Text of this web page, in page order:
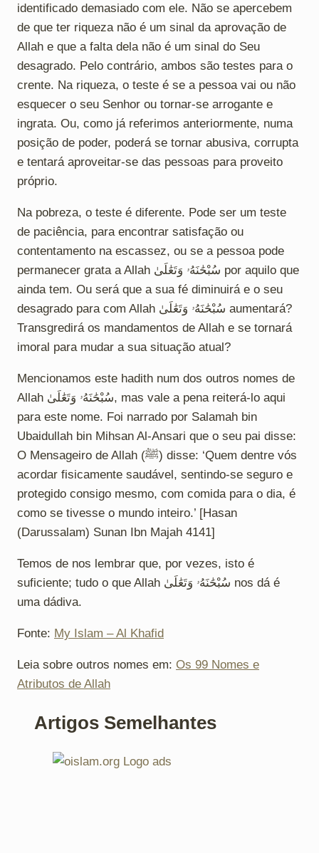
identificado demasiado com ele. Não se apercebem
de que ter riqueza não é um sinal da aprovação de
Allah e que a falta dela não é um sinal do Seu
desagrado. Pelo contrário, ambos são testes para o
crente. Na riqueza, o teste é se a pessoa vai ou não
esquecer o seu Senhor ou tornar-se arrogante e
ingrata. Ou, como já referimos anteriormente, numa
posição de poder, poderá se tornar abusiva, corrupta
e tentará aproveitar-se das pessoas para proveito
próprio.
Na pobreza, o teste é diferente. Pode ser um teste
de paciência, para encontrar satisfação ou
contentamento na escassez, ou se a pessoa pode
permanecer grata a Allah سُبْحَٰنَهُۥ وَتَعَٰلَىٰ por aquilo que
ainda tem. Ou será que a sua fé diminuirá e o seu
desagrado para com Allah سُبْحَٰنَهُۥ وَتَعَٰلَىٰ aumentará?
Transgredirá os mandamentos de Allah e se tornará
imoral para mudar a sua situação atual?
Mencionamos este hadith num dos outros nomes de
Allah سُبْحَٰنَهُۥ وَتَعَٰلَىٰ, mas vale a pena reiterá-lo aqui
para este nome. Foi narrado por Salamah bin
Ubaidullah bin Mihsan Al-Ansari que o seu pai disse:
O Mensageiro de Allah (ﷺ) disse: ‘Quem dentre vós
acordar fisicamente saudável, sentindo-se seguro e
protegido consigo mesmo, com comida para o dia, é
como se tivesse o mundo inteiro.’ [Hasan
(Darussalam) Sunan Ibn Majah 4141]
Temos de nos lembrar que, por vezes, isto é
suficiente; tudo o que Allah سُبْحَٰنَهُۥ وَتَعَٰلَىٰ nos dá é
uma dádiva.
Fonte: My Islam – Al Khafid
Leia sobre outros nomes em: Os 99 Nomes e
Atributos de Allah
Artigos Semelhantes